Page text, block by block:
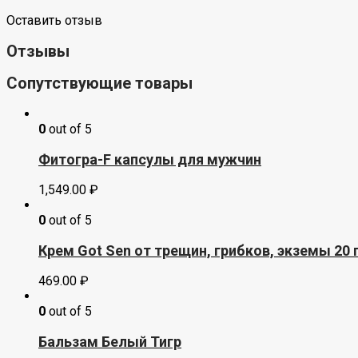
Оставить отзыв
Отзывы
Сопутствующие товары
0 out of 5
Фитогра-F капсулы для мужчин
1,549.00 ₽
0 out of 5
Крем Got Sеn от трещин, грибков, экземы 20
469.00 ₽
0 out of 5
Бальзам Белый Тигр